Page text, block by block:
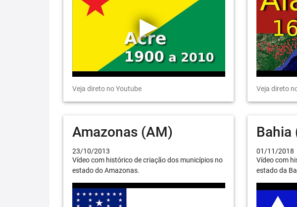
Veja direto no Youtube Veja direto
Amazonas (AM)
23/10/2013
Vídeo com histórico de criação dos municípios no
estado do Amazonas.
Bahia
01/11/2018
Vídeo com
estado da